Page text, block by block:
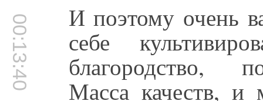
00:13:40 И поэтому очень
себе
благородство,
Масса качеств, и